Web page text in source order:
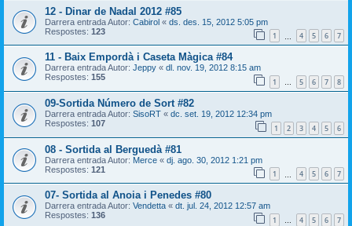
12 - Dinar de Nadal 2012 #85
Darrera entrada Autor: Cabirol « ds. des. 15, 2012 5:05 pm
Respostes: 123 1 4 5 6 7
11 - Baix Empordà i Caseta Màgica #84
Darrera entrada Autor: Jeppy « dl. nov. 19, 2012 8:15 am
Respostes: 155 1 … 5 6 7 8
09-Sortida Número de Sort #82
Darrera entrada Autor: SisoRT « dc. set. 19, 2012 12:34 pm
Respostes: 107 1 2 3 4 5 6
08 - Sortida al Berguedà #81
Darrera entrada Autor: Merce « dj. ago. 30, 2012 1:21 pm
Respostes: 121 1 4 5 6 7
07- Sortida al Anoia i Penedes #80
Darrera entrada Autor: Vendetta « dt. jul. 24, 2012 12:57 am
Respostes: 136 1 … 4 5 6 7